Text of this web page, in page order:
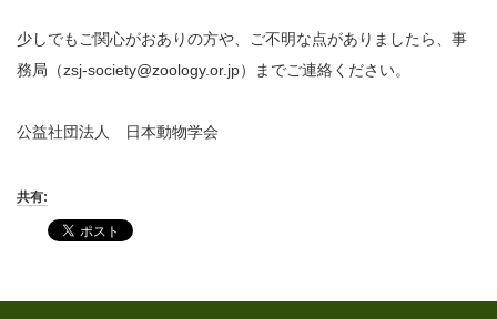
少しでもご関心がおありの方や、ご不明な点がありましたら、事
務局（zsj-society@zoology.or.jp）までご連絡ください。
公益社団法人 日本動物学会
共有: